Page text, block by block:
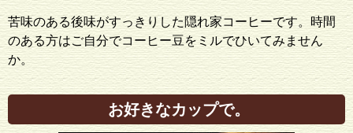
苦味のある後味がすっきりした隠れ家コーヒーです。時間
のある方はご自分でコーヒー豆をミルでひいてみません
か。
お好きなカップで。